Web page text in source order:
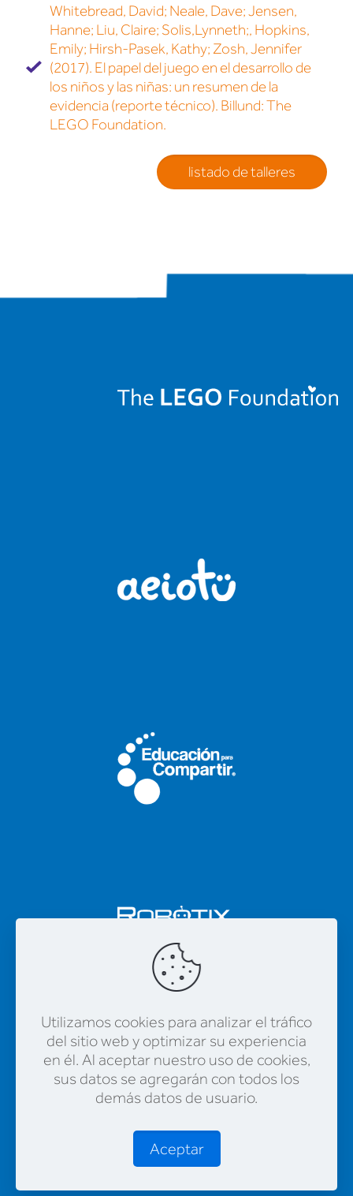
Whitebread, David; Neale, Dave; Jensen,
Hanne; Liu, Claire; Solis,Lynneth;, Hopkins,
Emily; Hirsh-Pasek, Kathy; Zosh, Jennifer
(2017). El papel del juego en el desarrollo de
los niños y las niñas: un resumen de la
evidencia (reporte técnico). Billund: The
LEGO Foundation.
listado de talleres
© 2023 Educación para Compartir | Todos
Utilizamos cookies para analizar el tráfico
del sitio web y optimizar su experiencia
en él. Al aceptar nuestro uso de cookies,
sus datos se agregarán con todos los
demás datos de usuario.
Aceptar